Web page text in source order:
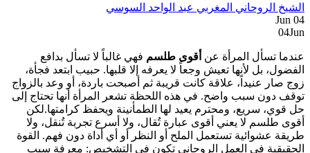
الشيخ الروحاني المغربي عبد الواحد السوسي
04
Jun
04Jun
عندما تسأل المرأة عن أقوى طلسم فهي غالباً لا تسأل بدافع
الفضول، بل لأنها تعيش وجعاً لا يعرفه إلا قلبها. حبيب ابتعد فجأة،
زوج صار عنيداً، علاقة كانت قريبة ثم أصبحت باردة، أو وعد بالزواج
توقف دون سبب واضح. في هذه اللحظة تشعر المرأة أنها تحتاج إلى
حل قوي، سريع، ومحترم يعيد لها الطمأنينة ويحفظ كرامتها.لكن
أقوى طلسم لا يعني أقوى عبارة تُقال، ولا أسرع تجربة تُنقل، ولا
طريقة عشوائية تستعمل الملح أو النظر أو أي أداة دون فهم. القوة
الحقيقية في العمل الروحاني تكون في التشخيص: معرفة سبب